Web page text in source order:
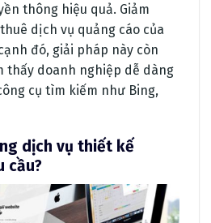
thông hiệu quả. Giảm
dịch vụ quảng cáo của
đó, giải pháp này còn
thấy doanh nghiệp dễ dàng
cụ tìm kiếm như Bing,
dịch vụ thiết kế
cầu?